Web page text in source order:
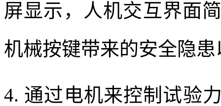
屏显示，人机交互界面
机械按键带来的安全隐
4. 通过电机来控制试验